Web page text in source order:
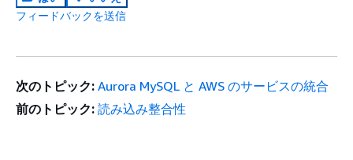
フィードバックを送信
次のトピック: Aurora MySQL と AWS のサービスの統合
前のトピック: 読み込み整合性